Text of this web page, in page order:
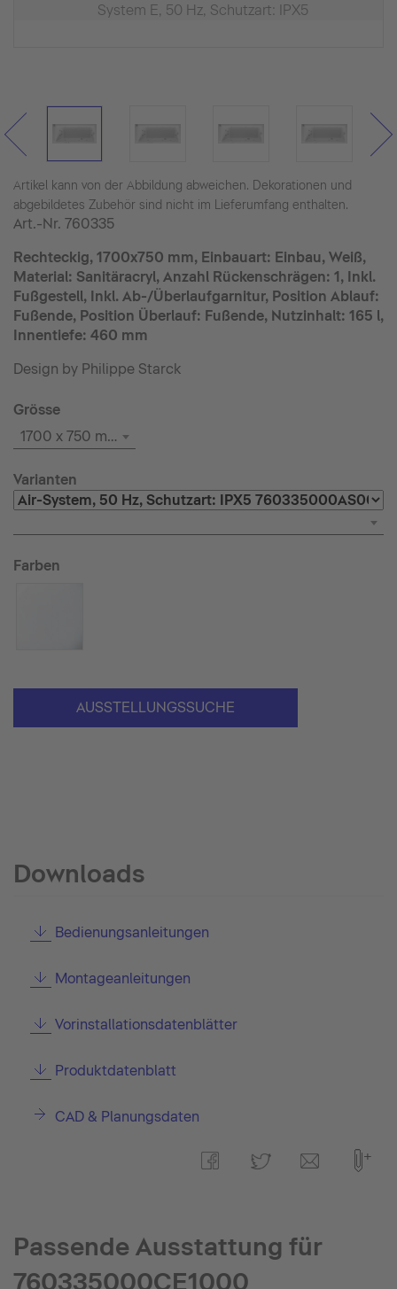
System E, 50 Hz, Schutzart: IPX5
Artikel kann von der Abbildung abweichen. Dekorationen und
abgebildetes Zubehör sind nicht im Lieferumfang enthalten.
Art.-Nr. 760335
Rechteckig, 1700x750 mm, Einbauart: Einbau, Weiß,
Material: Sanitäracryl, Anzahl Rückenschrägen: 1, Inkl.
Fußgestell, Inkl. Ab-/Überlaufgarnitur, Position Ablauf:
Fußende, Position Überlauf: Fußende, Nutzinhalt: 165 l,
Innentiefe: 460 mm
Design by Philippe Starck
Grösse
1700 x 750 mm
Varianten
Farben
AUSSTELLUNGSSUCHE
Downloads
Bedienungsanleitungen
Montageanleitungen
Vorinstallationsdatenblätter
Produktdatenblatt
CAD & Planungsdaten
Passende Ausstattung für
760335000CE1000